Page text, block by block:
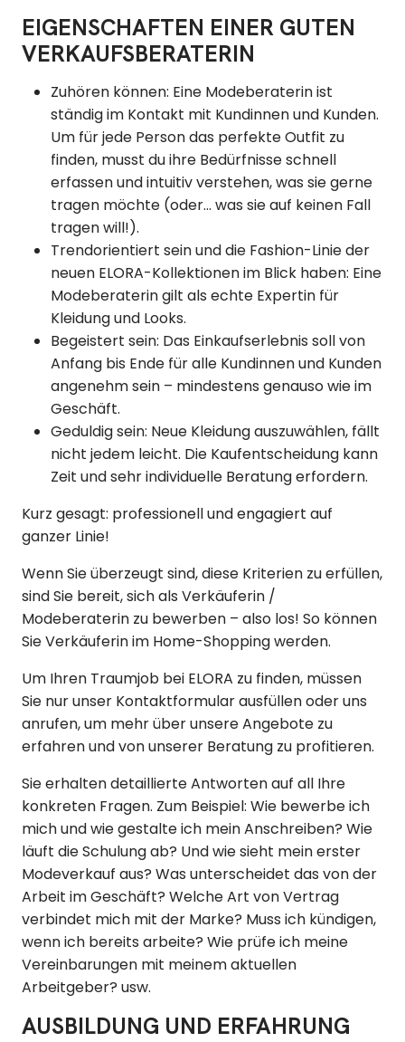
EIGENSCHAFTEN EINER GUTEN
VERKAUFSBERATERIN
Zuhören können: Eine Modeberaterin ist
ständig im Kontakt mit Kundinnen und Kunden.
Um für jede Person das perfekte Outfit zu
finden, musst du ihre Bedürfnisse schnell
erfassen und intuitiv verstehen, was sie gerne
tragen möchte (oder... was sie auf keinen Fall
tragen will!).
Trendorientiert sein und die Fashion-Linie der
neuen ELORA-Kollektionen im Blick haben: Eine
Modeberaterin gilt als echte Expertin für
Kleidung und Looks.
Begeistert sein: Das Einkaufserlebnis soll von
Anfang bis Ende für alle Kundinnen und Kunden
angenehm sein – mindestens genauso wie im
Geschäft.
Geduldig sein: Neue Kleidung auszuwählen, fällt
nicht jedem leicht. Die Kaufentscheidung kann
Zeit und sehr individuelle Beratung erfordern.
Kurz gesagt: professionell und engagiert auf
ganzer Linie!
Wenn Sie überzeugt sind, diese Kriterien zu erfüllen,
sind Sie bereit, sich als Verkäuferin /
Modeberaterin zu bewerben – also los! So können
Sie Verkäuferin im Home-Shopping werden.
Um Ihren Traumjob bei ELORA zu finden, müssen
Sie nur unser Kontaktformular ausfüllen oder uns
anrufen, um mehr über unsere Angebote zu
erfahren und von unserer Beratung zu profitieren.
Sie erhalten detaillierte Antworten auf all Ihre
konkreten Fragen. Zum Beispiel: Wie bewerbe ich
mich und wie gestalte ich mein Anschreiben? Wie
läuft die Schulung ab? Und wie sieht mein erster
Modeverkauf aus? Was unterscheidet das von der
Arbeit im Geschäft? Welche Art von Vertrag
verbindet mich mit der Marke? Muss ich kündigen,
wenn ich bereits arbeite? Wie prüfe ich meine
Vereinbarungen mit meinem aktuellen
Arbeitgeber? usw.
AUSBILDUNG UND ERFAHRUNG